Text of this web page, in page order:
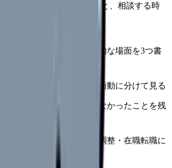
。紙やメモアプリに残すと、相談する時
。
で辞めたいと思った具体的な場面を3つ書
・食欲・涙・動悸・欠勤衝動に分けて見る
、変わったこと・変わらなかったことを残
肢を、休職・異動・勤務調整・在職転職に